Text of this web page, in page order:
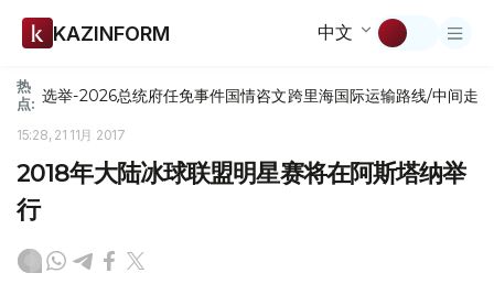
KAZINFORM 中文
热
点: 选举-2026总统府任免事件国情咨文跨里海国际运输路线/中间走廊
15:28, 21 11月 2017
2018年大陆冰球联盟明星赛将在阿斯塔纳举
行